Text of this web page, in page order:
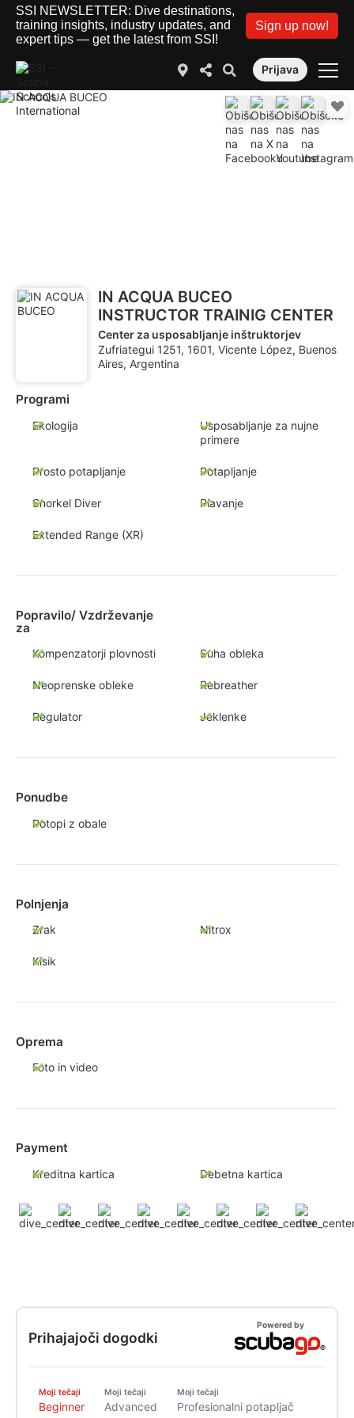
SSI NEWSLETTER: Dive destinations,
training insights, industry updates, and
expert tips — get the latest from SSI!
Sign up now!
Prijava
IN ACQUA BUCEO
INSTRUCTOR TRAINIG CENTER
Center za usposabljanje inštruktorjev
Zufriategui 1251, 1601, Vicente López, Buenos
Aires, Argentina
Programi
Ekologija
Usposabljanje za nujne
primere
Prosto potapljanje Potapljanje
Snorkel Diver Plavanje
Extended Range (XR)
Popravilo/ Vzdrževanje
za
Kompenzatorji plovnosti Suha obleka
Neoprenske obleke Rebreather
Regulator Jeklenke
Ponudbe
Potopi z obale
Polnjenja
Zrak Nitrox
Kisik
Oprema
Foto in video
Payment
Kreditna kartica Debetna kartica
Prihajajoči dogodki
Powered by
Moji tečaji
Beginner
Moji tečaji
Advanced
Moji tečaji
Profesionalni potapljač